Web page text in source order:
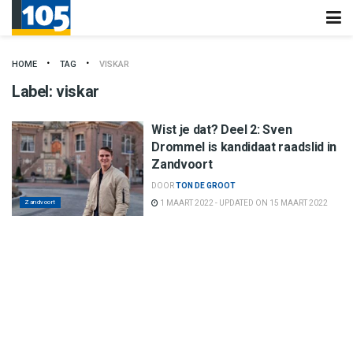
HOME TAG VISKAR
Label:viskar
Zandvoort
Wist je dat? Deel 2: Sven
Drommel is kandidaat raadslid in
Zandvoort
DOORTON DE GROOT
1 MAART 2022 - UPDATED ON 15 MAART 2022